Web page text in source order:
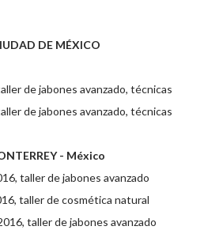
DE MÉXICO
de jabones avanzado, técnicas
de jabones avanzado, técnicas
- México
taller de jabones avanzado
taller de cosmética natural
taller de jabones avanzado